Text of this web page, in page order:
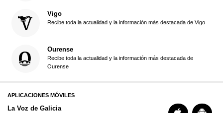
Vigo
Recibe toda la actualidad y la información más destacada de Vigo
Ourense
Recibe toda la actualidad y la información más destacada de
Ourense
APLICACIONES MÓVILES
La Voz de Galicia